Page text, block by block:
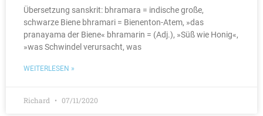
Übersetzung sanskrit: bhramara = indische große,
schwarze Biene bhramari = Bienenton-Atem, »das
pranayama der Biene« bhramarin = (Adj.), »Süß wie Honig«,
»was Schwindel verursacht, was
WEITERLESEN »
Richard 07/11/2020